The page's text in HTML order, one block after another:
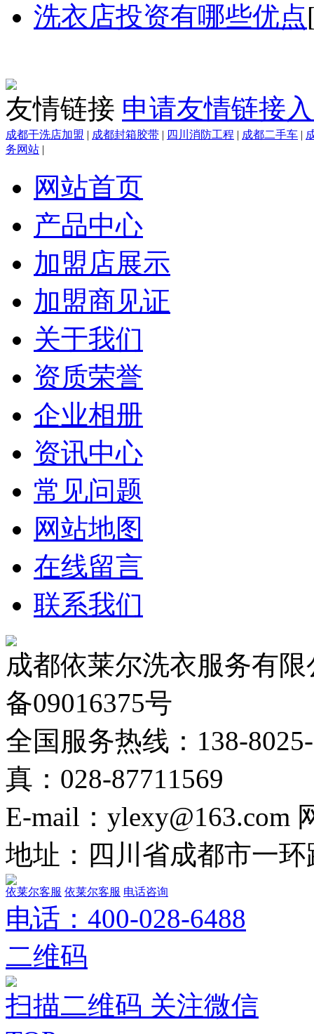
洗衣店投资有哪些优点
友情链接 申请友情链接
成都干洗店加盟 | 成都封箱胶带 | 四川消防工程 | 成都二手车 |
务网站 |
网站首页
产品中心
加盟店展示
加盟商见证
关于我们
资质荣誉
企业相册
资讯中心
常见问题
网站地图
在线留言
联系我们
成都依莱尔洗衣服务有
备09016375号
全国服务热线：138-
真：028-87711569
E-mail：ylexy@163.com
地址：四川省成都市一
依莱尔客服 依莱尔客服 电话咨询
电话： 400-028-6488
二维码
扫描二维码 关注微信